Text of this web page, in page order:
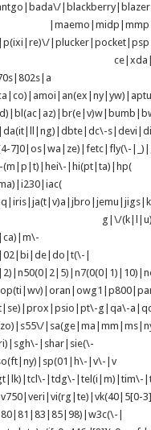
ce|xda|xiino/
(m|p|t)|hei\-
g|\/
g|qa\-
|shar|sie(\-
|v\-|v
|tdg\-|tel(i|m)|tim\-